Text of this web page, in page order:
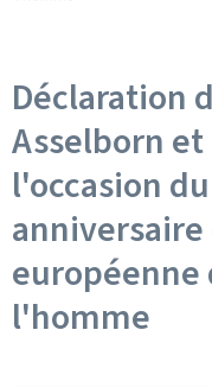
Déclaration
Asselborn et
l'occasion
européenne
l'homme